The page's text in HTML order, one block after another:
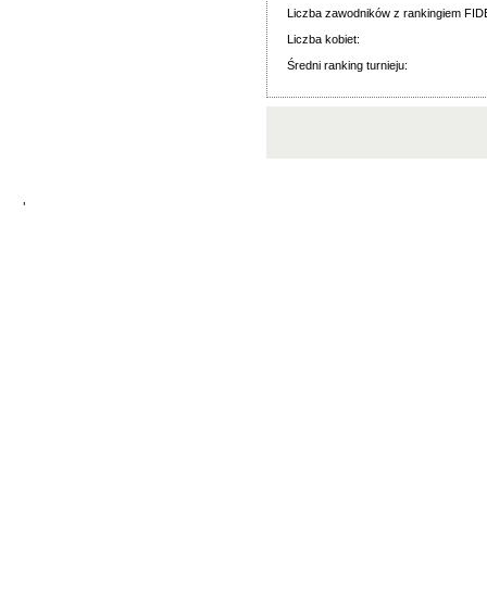
Liczba zawodników z rankingiem
Liczba kobiet:
Średni ranking turnieju:
'